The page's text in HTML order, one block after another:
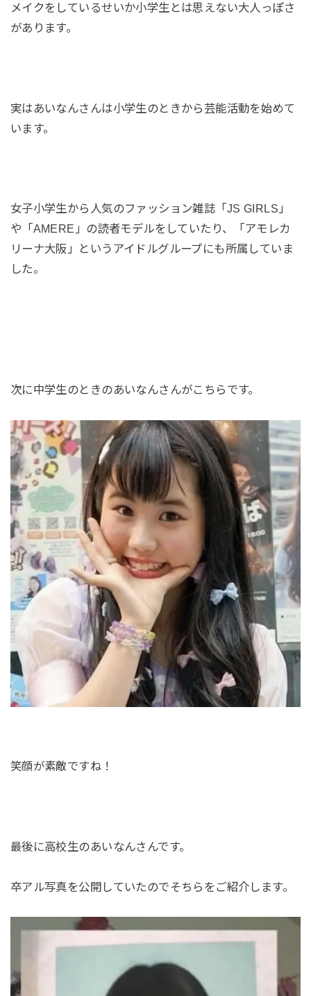
メイクをしているせいか小学生とは思えない大人っぽさ
があります。
実はあいなんさんは小学生のときから芸能活動を始めて
います。
女子小学生から人気のファッション雑誌「JS GIRLS」
や「AMERE」の読者モデルをしていたり、「アモレカ
リーナ大阪」というアイドルグループにも所属していま
した。
次に中学生のときのあいなんさんがこちらです。
笑顔が素敵ですね！
最後に高校生のあいなんさんです。
卒アル写真を公開していたのでそちらをご紹介します。